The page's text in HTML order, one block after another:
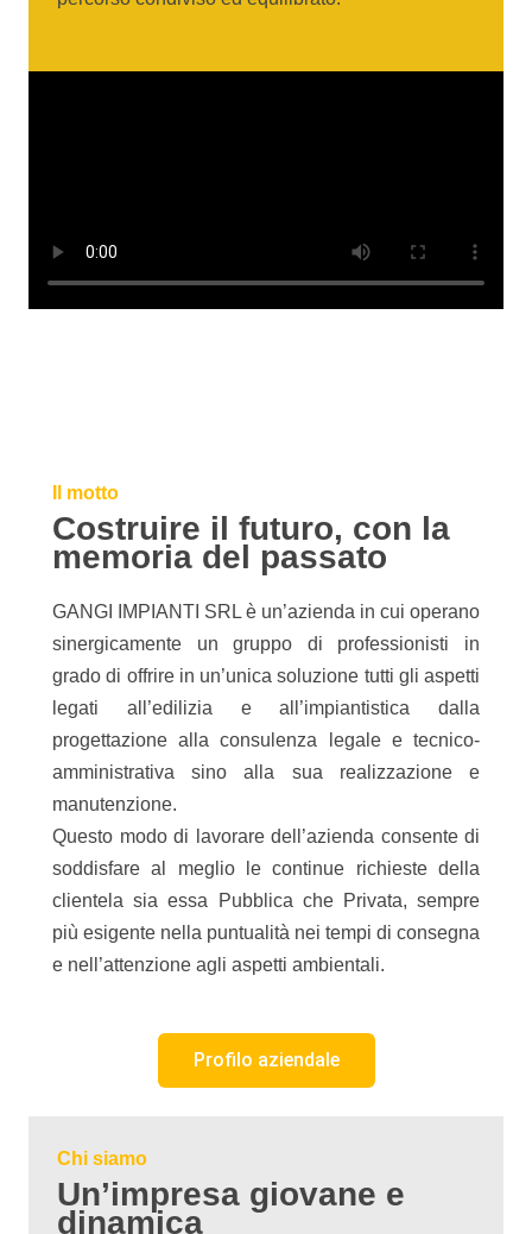
Il motto
Costruire il futuro, con la
memoria del passato
GANGI IMPIANTI SRL è un’azienda in cui operano
sinergicamente un gruppo di professionisti in
grado di offrire in un’unica soluzione tutti gli aspetti
legati all’edilizia e all’impiantistica dalla
progettazione alla consulenza legale e tecnico-
amministrativa sino alla sua realizzazione e
manutenzione.
Questo modo di lavorare dell’azienda consente di
soddisfare al meglio le continue richieste della
clientela sia essa Pubblica che Privata, sempre
più esigente nella puntualità nei tempi di consegna
e nell’attenzione agli aspetti ambientali.
Profilo aziendale
Chi siamo
Un’impresa giovane e
dinamica